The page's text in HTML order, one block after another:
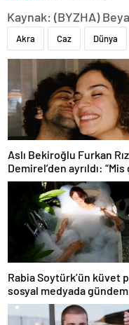
Kaynak: (BYZHA)
Akra Caz Dünya
Aslı Bekiroğlu Furkan
Demirel’den ayrıldı: “Mis
bitti”
Rabia Soytürk’ün küvet
sosyal medyada gündem
oldu! Takipçileri yorum
yağdırdı